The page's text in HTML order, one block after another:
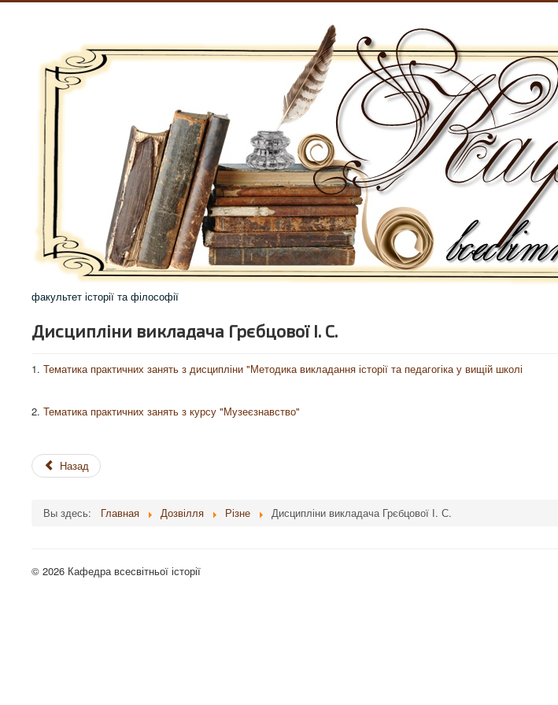
факультет історії та філософії
Дисципліни викладача Грєбцової І. С.
1. Тематика практичних занять з дисципліни "Методика викладання історії та педагогіка у вищій школі
2. Тематика практичних занять з курсу "Музеєзнавство"
Назад
Вы здесь: Главная Дозвілля Різне Дисципліни викладача Грєбцової І. С.
© 2026 Кафедра всесвітньої історії